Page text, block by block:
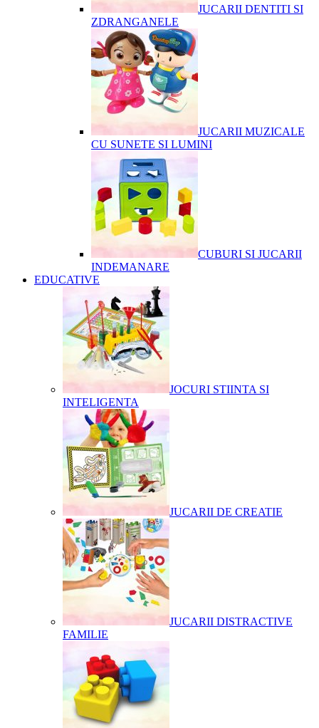
JUCARII DENTITI SI
ZDRANGANELE
JUCARII MUZICALE
CU SUNETE SI LUMINI
CUBURI SI JUCARII
INDEMANARE
EDUCATIVE
JOCURI STIINTA SI
INTELIGENTA
JUCARII DE CREATIE
JUCARII DISTRACTIVE
FAMILIE